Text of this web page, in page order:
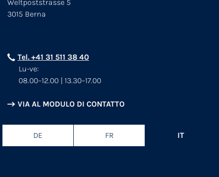
Weltpoststrasse 5
3015 Berna
Tel. +41 31 511 38 40
Lu-ve:
08.00–12.00 | 13.30–17.00
VIA AL MODULO DI CONTATTO
DE FR IT